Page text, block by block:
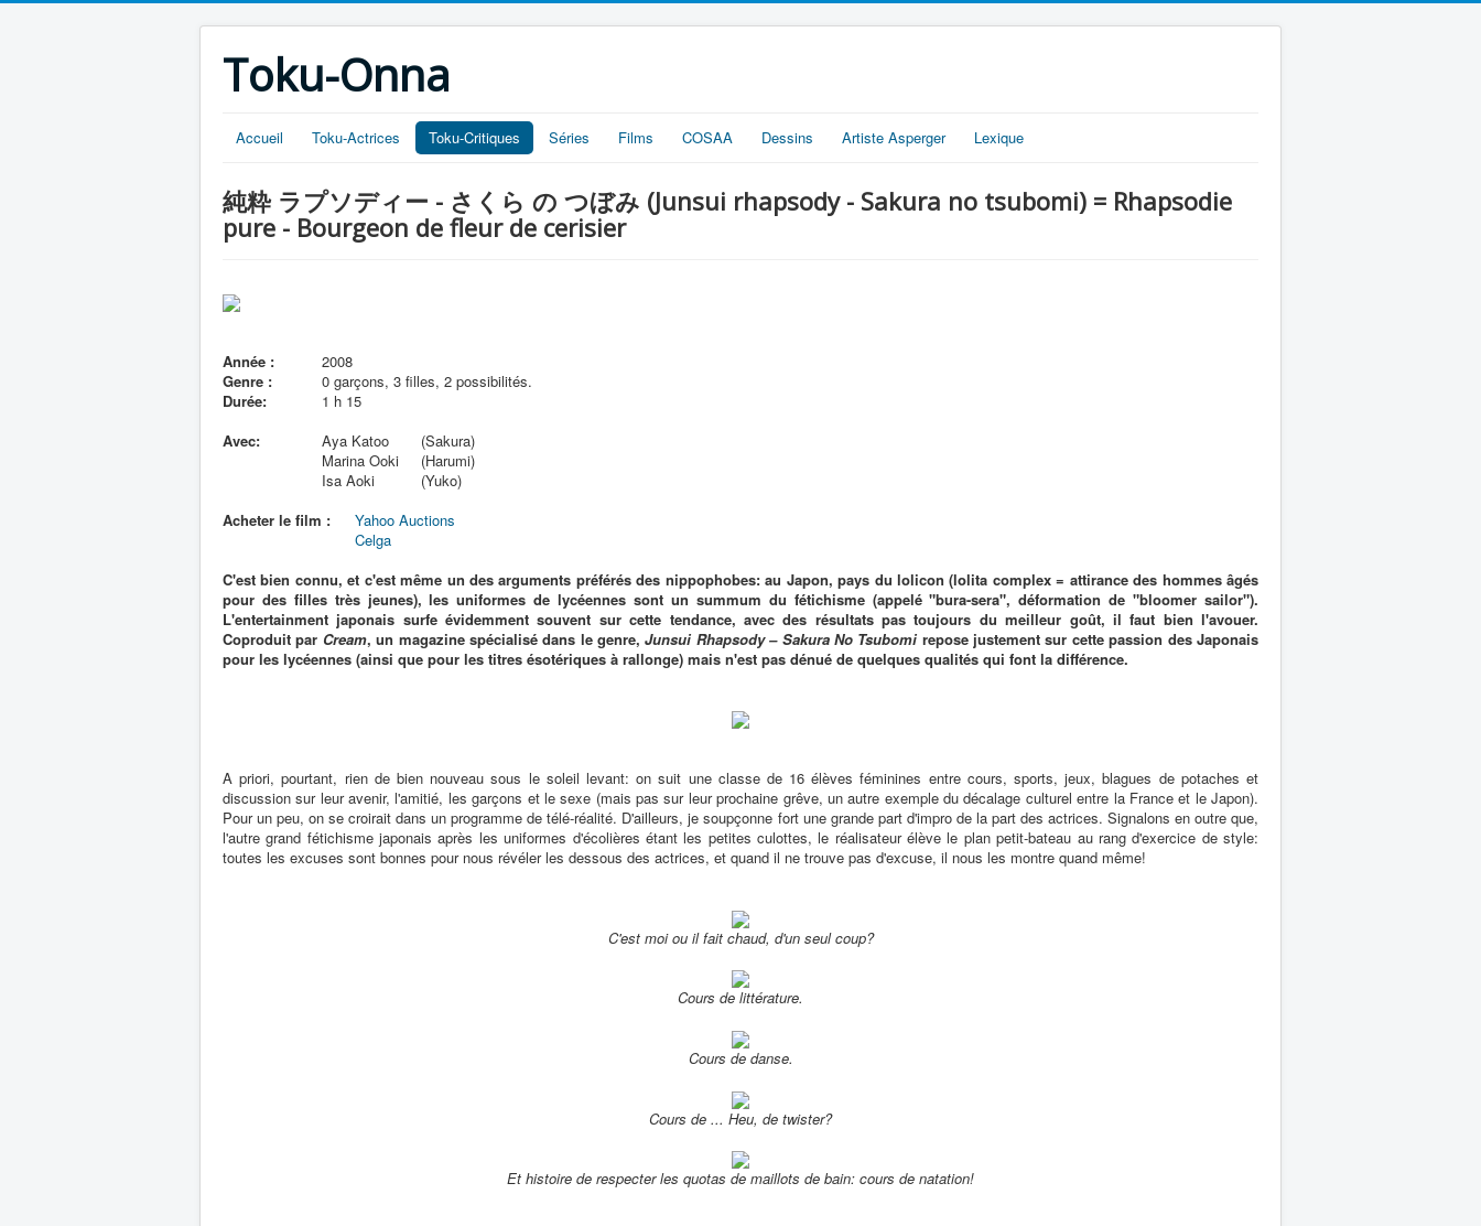
Toku-Onna
Accueil Toku-Actrices Toku-Critiques Séries Films COSAA Dessins Artiste Asperger Lexique
純粋 ラプソディー - さくら の つぼみ (Junsui rhapsody - Sakura no tsubomi) = Rhapsodie
pure - Bourgeon de fleur de cerisier
Année :
2008
Genre :
0 garçons, 3 filles, 2 possibilités.
Durée:
1 h 15
Avec:
Aya Katoo
(Sakura)
Marina Ooki
(Harumi)
Isa Aoki
(Yuko)
Acheter le film :
Yahoo Auctions
Celga
C'est bien connu, et c'est même un des arguments préférés des nippophobes: au Japon, pays du lolicon (lolita complex = attirance des hommes âgés
pour des filles très jeunes), les uniformes de lycéennes sont un summum du fétichisme (appelé "bura-sera", déformation de "bloomer sailor").
L'entertainment japonais surfe évidemment souvent sur cette tendance, avec des résultats pas toujours du meilleur goût, il faut bien l'avouer.
Coproduit par Cream, un magazine spécialisé dans le genre,Junsui Rhapsody – Sakura No Tsubomi repose justement sur cette passion des Japonais
pour les lycéennes (ainsi que pour les titres ésotériques à rallonge) mais n'est pas dénué de quelques qualités qui font la différence.
A priori, pourtant, rien de bien nouveau sous le soleil levant: on suit une classe de 16 élèves féminines entre cours, sports, jeux, blagues de potaches et
discussion sur leur avenir, l'amitié, les garçons et le sexe (mais pas sur leur prochaine grêve, un autre exemple du décalage culturel entre la France et le Japon).
Pour un peu, on se croirait dans un programme de télé-réalité. D'ailleurs, je soupçonne fort une grande part d'impro de la part des actrices. Signalons en outre que,
l'autre grand fétichisme japonais après les uniformes d'écolières étant les petites culottes, le réalisateur élève le plan petit-bateau au rang d'exercice de style:
toutes les excuses sont bonnes pour nous révéler les dessous des actrices, et quand il ne trouve pas d'excuse, il nous les montre quand même!
C'est moi ou il fait chaud, d'un seul coup?
Cours de littérature.
Cours de danse.
Cours de ... Heu, de twister?
Et histoire de respecter les quotas de maillots de bain: cours de natation!